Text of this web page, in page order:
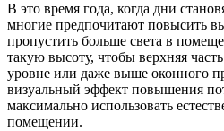
В это время года, когда дни
многие предпочитают повысить
пропустить больше света в
такую высоту, чтобы верхняя
уровне или даже выше оконного
визуальный эффект повышения
максимально использовать
помещении.